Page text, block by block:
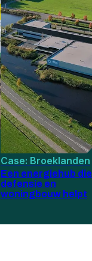
Case: Broeklanden
Een energiehub die
defensie en
woningbouw helpt